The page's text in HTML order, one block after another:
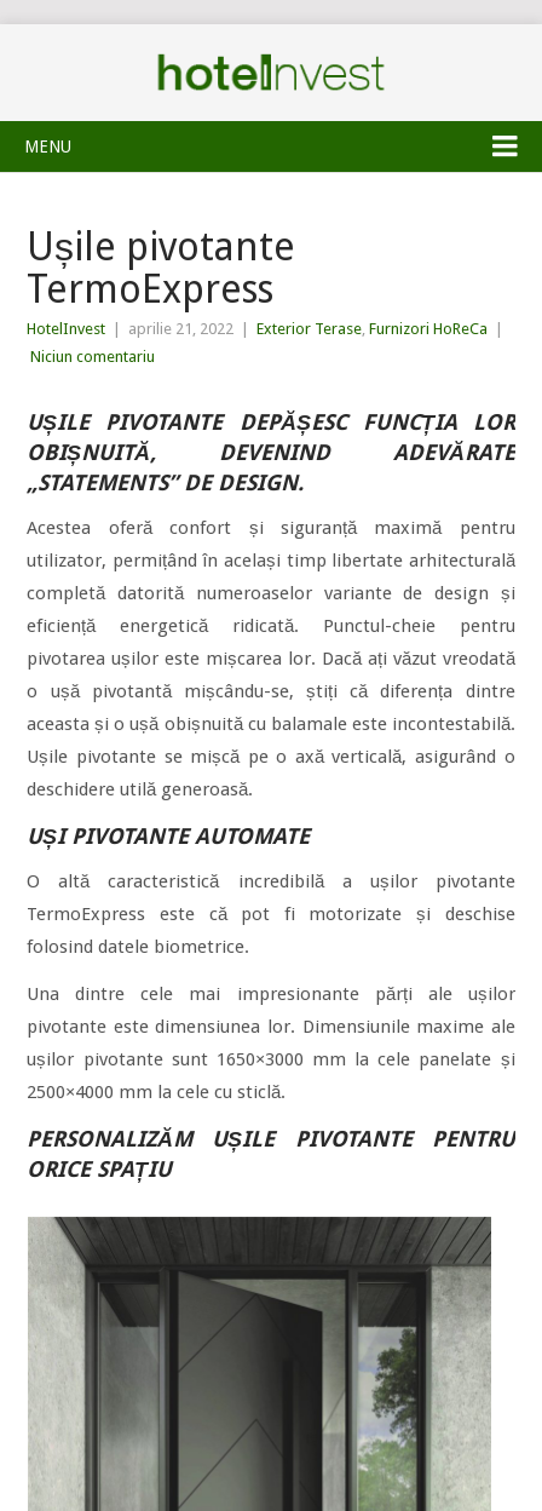
MENU
Ușile pivotante
TermoExpress
HotelInvest aprilie 21, 2022 Exterior Terase,Furnizori HoReCa
Niciun comentariu
UȘILE PIVOTANTE DEPĂȘESC FUNCȚIA LOR
OBIȘNUITĂ, DEVENIND ADEVĂRATE
„STATEMENTS” DE DESIGN.
Acestea oferă confort și siguranță maximă pentru
utilizator, permițând în același timp libertate arhitecturală
completă datorită numeroaselor variante de design și
eficiență energetică ridicată. Punctul-cheie pentru
pivotarea ușilor este mișcarea lor. Dacă ați văzut vreodată
o ușă pivotantă mișcându-se, știți că diferența dintre
aceasta și o ușă obișnuită cu balamale este incontestabilă.
Ușile pivotante se mișcă pe o axă verticală, asigurând o
deschidere utilă generoasă.
UȘI PIVOTANTE AUTOMATE
O altă caracteristică incredibilă a ușilor pivotante
TermoExpress este că pot fi motorizate și deschise
folosind datele biometrice.
Una dintre cele mai impresionante părți ale ușilor
pivotante este dimensiunea lor. Dimensiunile maxime ale
ușilor pivotante sunt 1650×3000 mm la cele panelate și
2500×4000 mm la cele cu sticlă.
PERSONALIZĂM UȘILE PIVOTANTE PENTRU
ORICE SPAȚIU